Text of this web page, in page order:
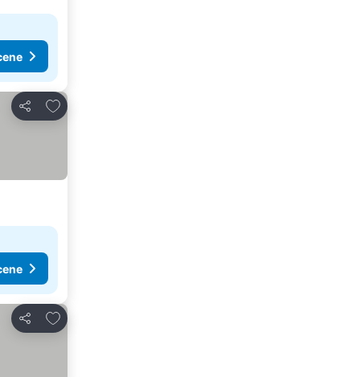
Deli
Dodati u favorite
Deli
Dodati u favorite